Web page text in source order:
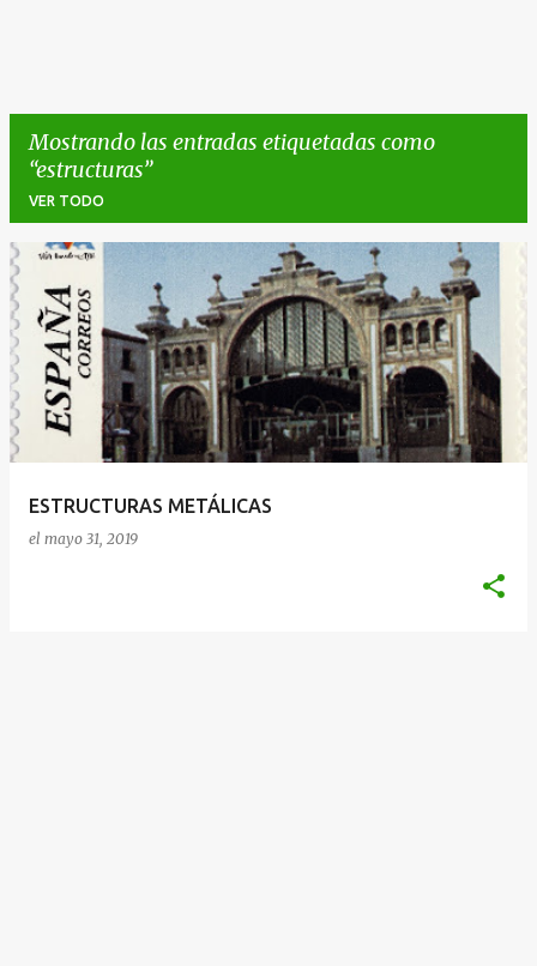
Mostrando las entradas etiquetadas como
estructuras
VER TODO
E
n
t
r
a
d
ESTRUCTURAS METÁLICAS
el mayo 31, 2019